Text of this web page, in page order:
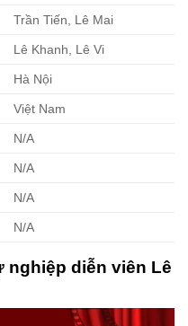
Trần Tiến, Lê Mai
Lê Khanh, Lê Vi
Hà Nội
Việt Nam
N/A
N/A
N/A
N/A
nghiệp diễn viên Lê